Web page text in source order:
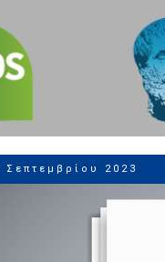
2023